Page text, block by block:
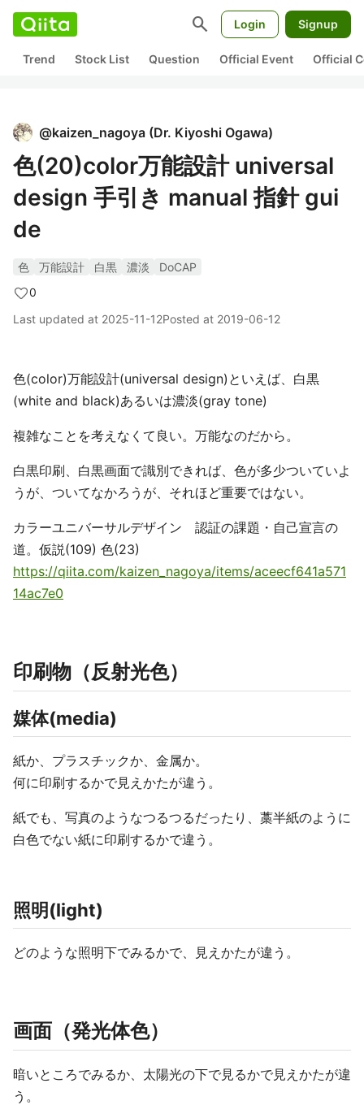
search Login Signup
Trend Stock List Question Official Event Official
@kaizen_nagoya (Dr. Kiyoshi Ogawa)
色(20)color万能設計 universal
design 手引き manual 指針 gui
de
色 万能設計 白黒 濃淡
DoCAP
0
Last updated at 2025-11-12Posted at 2019-06-12
色(color)万能設計(universal design)といえば、白黒
(white and black)あるいは濃淡(gray tone)
複雑なことを考えなくて良い。万能なのだから。
白黒印刷、白黒画面で識別できれば、色が多少ついていよ
うが、ついてなかろうが、それほど重要ではない。
カラーユニバーサルデザイン 認証の課題・自己宣言の
道。仮説(109) 色(23)
https://qiita.com/kaizen_nagoya/items/aceecf641a571
14ac7e0
印刷物（反射光色）
媒体(media)
紙か、プラスチックか、金属か。
何に印刷するかで見えかたが違う。
紙でも、写真のようなつるつるだったり、藁半紙のように
白色でない紙に印刷するかで違う。
照明(light)
どのような照明下でみるかで、見えかたが違う。
画面（発光体色）
暗いところでみるか、太陽光の下で見るかで見えかたが違
う。